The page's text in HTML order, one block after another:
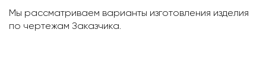
Мы рассматриваем варианты изготовления изделия
по чертежам Заказчика.